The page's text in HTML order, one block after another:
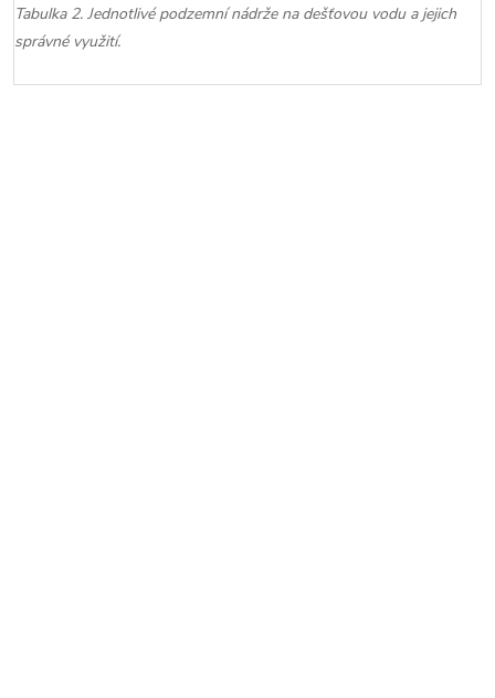
Tabulka 2. Jednotlivé podzemní nádrže na dešťovou vodu a jejich
správné využití.